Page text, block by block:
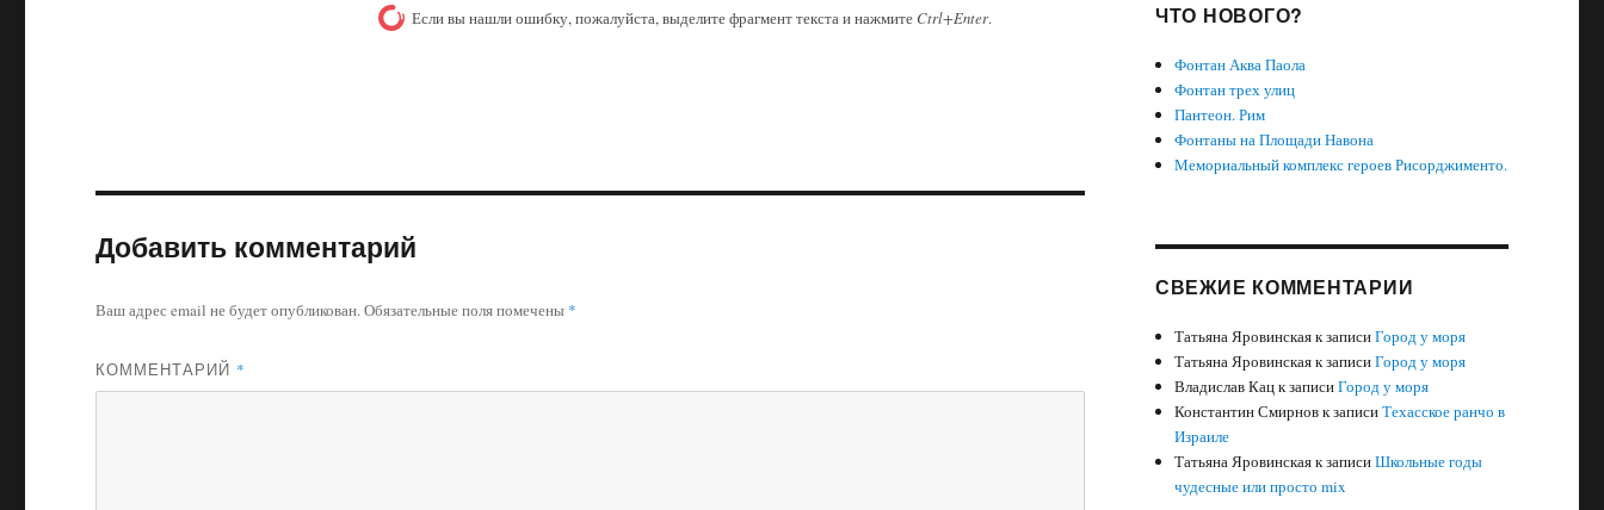
Если вы нашли ошибку, пожалуйста, выделите фрагмент текста и нажмите Ctrl+Enter.
Добавить комментарий
Ваш адрес email не будет опубликован.Обязательные поля помечены *
КОММЕНТАРИЙ *
ЧТО НОВОГО?
Фонтан Аква Паола
Фонтан трех улиц
Пантеон. Рим
Фонтаны на Площади Навона
Мемориальный комплекс героев Рисорджименто.
СВЕЖИЕ КОММЕНТАРИИ
Татьяна Яровинскаяк записиГород у моря
Татьяна Яровинскаяк записиГород у моря
Владислав Кацк записиГород у моря
Константин Смирновк записиТехасское ранчо в
Израиле
Татьяна Яровинскаяк записиШкольные годы
чудесные или просто mix